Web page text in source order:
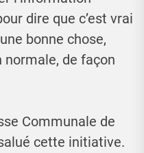
dire que c’est vrai
bonne chose,
de façon
Communale de
cette initiative.